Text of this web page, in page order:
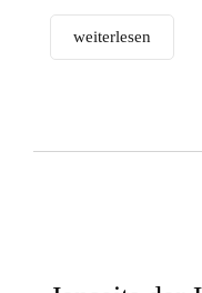
weiterlesen